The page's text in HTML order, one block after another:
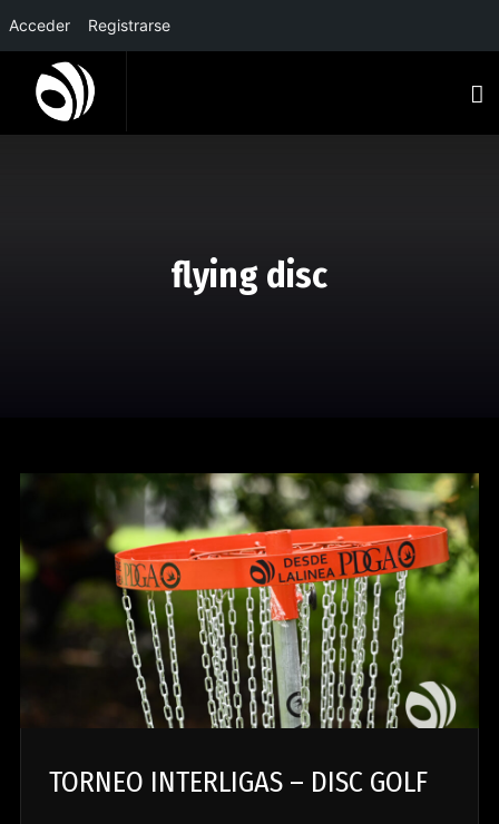
flying disc
TORNEO INTERLIGAS – DISC GOLF
Acceder Registrarse